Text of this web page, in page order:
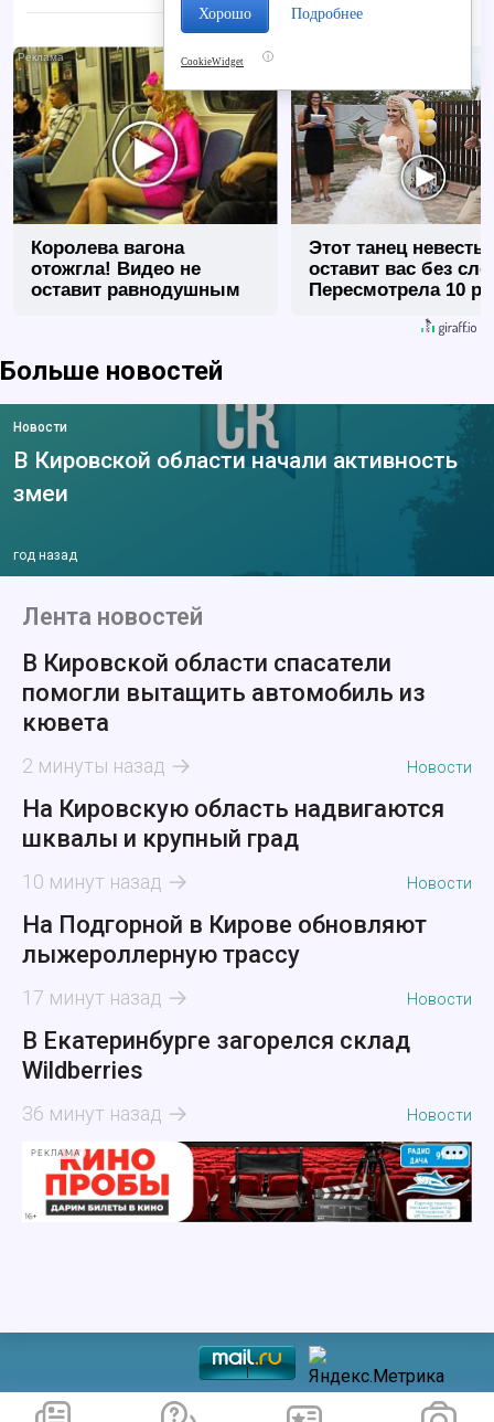
i
Королева вагона
отожгла! Видео не
оставит равнодушным
Этот танец невесты
оставит вас без
Пересмотрела 10
Больше новостей
Новости
В Кировской области начали активность
змеи
год назад
Лента новостей
В Кировской области спасатели
помогли вытащить автомобиль из
кювета
2 минуты назад Новости
На Кировскую область надвигаются
шквалы и крупный град
10 минут назад Новости
На Подгорной в Кирове обновляют
лыжероллерную трассу
17 минут назад Новости
В Екатеринбурге загорелся склад
Wildberries
36 минут назад Новости
РЕКЛАМА
Хорошо Подробнее
CookieWidget